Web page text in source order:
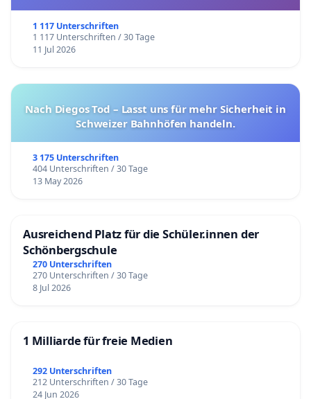
1 117 Unterschriften
1 117 Unterschriften / 30 Tage
11 Jul 2026
Nach Diegos Tod – Lasst uns für mehr Sicherheit in
Schweizer Bahnhöfen handeln.
3 175 Unterschriften
404 Unterschriften / 30 Tage
13 May 2026
Ausreichend Platz für die Schüler.innen der
Schönbergschule
270 Unterschriften
270 Unterschriften / 30 Tage
8 Jul 2026
1 Milliarde für freie Medien
292 Unterschriften
212 Unterschriften / 30 Tage
24 Jun 2026